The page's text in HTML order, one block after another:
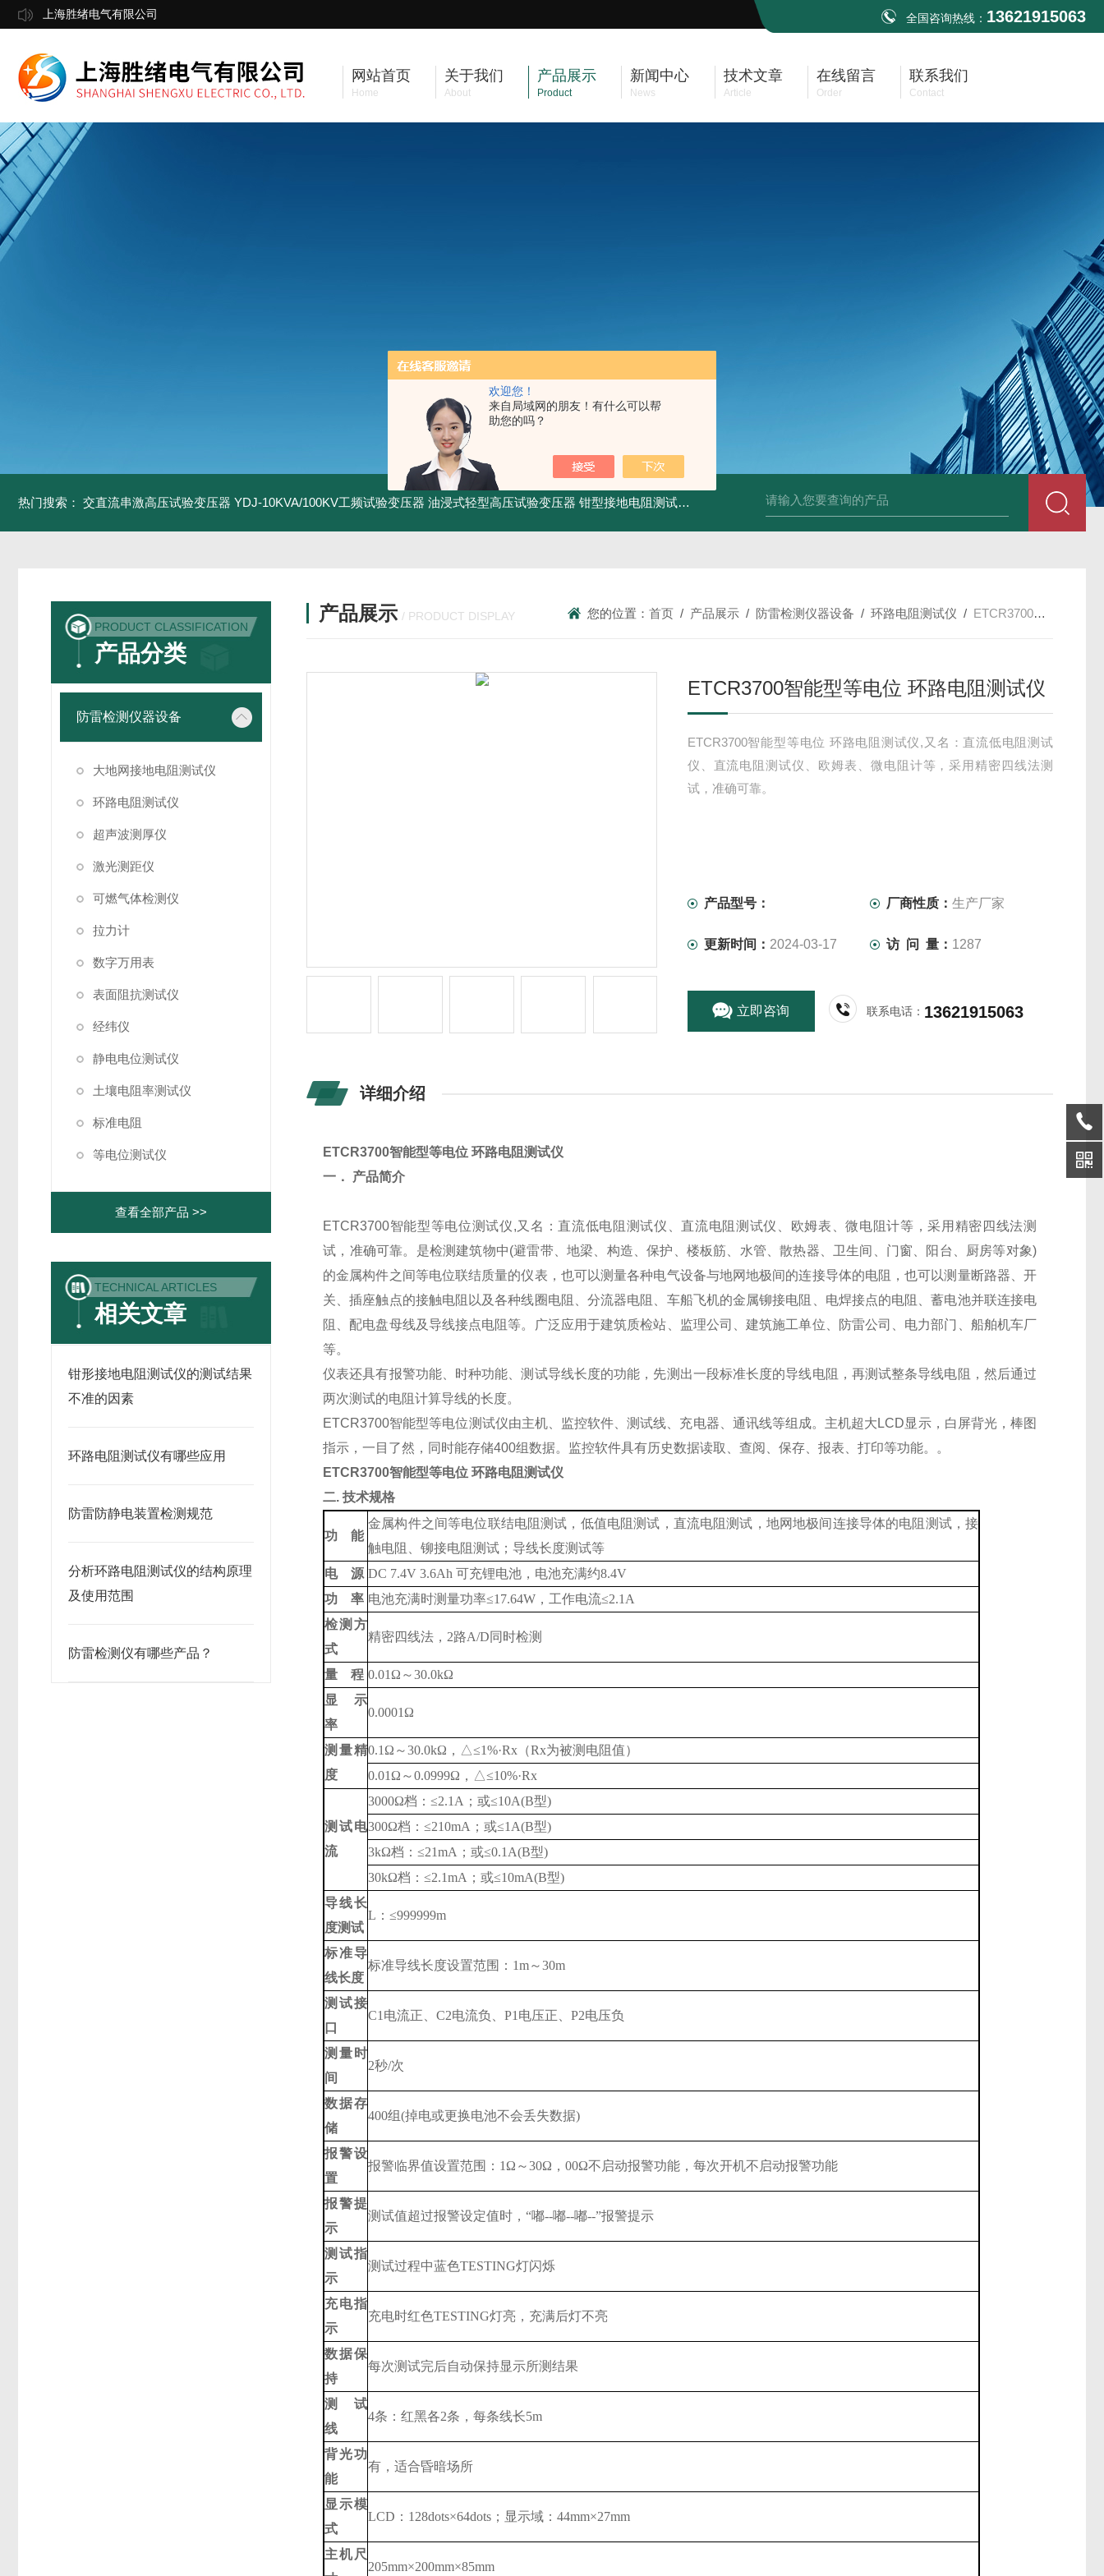
欢迎您！
来自局域网的朋友！有什么可以帮
助您的吗？
上海胜绪电气有限公司 全国咨询热线： 13621915063
网站首页
Home
关于我们
About
产品展示
Product
新闻中心
News
技术文章
Article
在线留言
Order
联系我们
Contact
热门搜索： 交直流串激高压试验变压器 YDJ-10KVA/100KV工频试验变压器 油浸式轻型高压试验变压器 钳型接地电阻测试仪 KDCR4400双钳相位伏安表 ML12A手持式相位伏安表 SMG2000E钳形相位
PRODUCT CLASSIFICATION
产品分类
防雷检测仪器设备
大地网接地电阻测试仪
环路电阻测试仪
超声波测厚仪
激光测距仪
可燃气体检测仪
拉力计
数字万用表
表面阻抗测试仪
经纬仪
静电电位测试仪
土壤电阻率测试仪
标准电阻
等电位测试仪
查看全部产品 >>
TECHNICAL ARTICLES
相关文章
钳形接地电阻测试仪的测试结果
不准的因素
环路电阻测试仪有哪些应用
防雷防静电装置检测规范
分析环路电阻测试仪的结构原理
及使用范围
防雷检测仪有哪些产品？
产品展示 / PRODUCT DISPLAY 您的位置：首页 / 产品展示 / 防雷检测仪器设备 /环路电阻测试仪 / ETCR3700智能型等电位 环路电阻测试仪
ETCR3700智能型等电位 环路电阻测试仪
ETCR3700智能型等电位 环路电阻测试仪,又名：直流低电阻测试
仪、直流电阻测试仪、欧姆表、微电阻计等，采用精密四线法测
试，准确可靠。
产品型号： 厂商性质：生产厂家
更新时间： 2024-03-17 访 问 量： 1287
立即咨询 联系电话： 13621915063
详细介绍
ETCR3700智能型等电位 环路电阻测试仪
一． 产品简介
ETCR3700智能型等电位测试仪,又名：直流低电阻测试仪、直流电阻测试仪、欧姆表、微电阻计等，采用精密四线法测
试，准确可靠。是检测建筑物中(避雷带、地梁、构造、保护、楼板筋、水管、散热器、卫生间、门窗、阳台、厨房等对象)
的金属构件之间等电位联结质量的仪表，也可以测量各种电气设备与地网地极间的连接导体的电阻，也可以测量断路器、开
关、插座触点的接触电阻以及各种线圈电阻、分流器电阻、车船飞机的金属铆接电阻、电焊接点的电阻、蓄电池并联连接电
阻、配电盘母线及导线接点电阻等。广泛应用于建筑质检站、监理公司、建筑施工单位、防雷公司、电力部门、船舶机车厂
等。
仪表还具有报警功能、时种功能、测试导线长度的功能，先测出一段标准长度的导线电阻，再测试整条导线电阻，然后通过
两次测试的电阻计算导线的长度。
ETCR3700智能型等电位测试仪由主机、监控软件、测试线、充电器、通讯线等组成。主机超大LCD显示，白屏背光，棒图
指示，一目了然，同时能存储400组数据。监控软件具有历史数据读取、查阅、保存、报表、打印等功能。。
ETCR3700智能型等电位 环路电阻测试仪
二. 技术规格
功 能
金属构件之间等电位联结电阻测试，低值电阻测试，直流电阻测试，地网地极间连接导体的电阻测试，接
触电阻、铆接电阻测试；导线长度测试等
电 源 DC 7.4V 3.6Ah 可充锂电池，电池充满约8.4V
功 率 电池充满时测量功率≤17.64W，工作电流≤2.1A
检测方
式
精密四线法，2路A/D同时检测
量 程 0.01Ω～30.0kΩ
显 示
率
0.0001Ω
测量精
度
0.1Ω～30.0kΩ，△≤1%·Rx（Rx为被测电阻值）
0.01Ω～0.0999Ω，△≤10%·Rx
测试电
流
3000Ω档：≤2.1A；或≤10A(B型)
300Ω档：≤210mA；或≤1A(B型)
3kΩ档：≤21mA；或≤0.1A(B型)
30kΩ档：≤2.1mA；或≤10mA(B型)
导线长
度测试
L：≤999999m
标准导
线长度
标准导线长度设置范围：1m～30m
测试接
口
C1电流正、C2电流负、P1电压正、P2电压负
测量时
间
2秒/次
数据存
储
400组(掉电或更换电池不会丢失数据)
报警设
置
报警临界值设置范围：1Ω～30Ω，00Ω不启动报警功能，每次开机不启动报警功能
报警提
示
测试值超过报警设定值时，“嘟--嘟--嘟--”报警提示
测试指
示
测试过程中蓝色TESTING灯闪烁
充电指
示
充电时红色TESTING灯亮，充满后灯不亮
数据保
持
每次测试完后自动保持显示所测结果
测 试
线
4条：红黑各2条，每条线长5m
背光功
能
有，适合昏暗场所
显示模
式
LCD：128dots×64dots；显示域：44mm×27mm
主机尺
205mm×200mm×85mm